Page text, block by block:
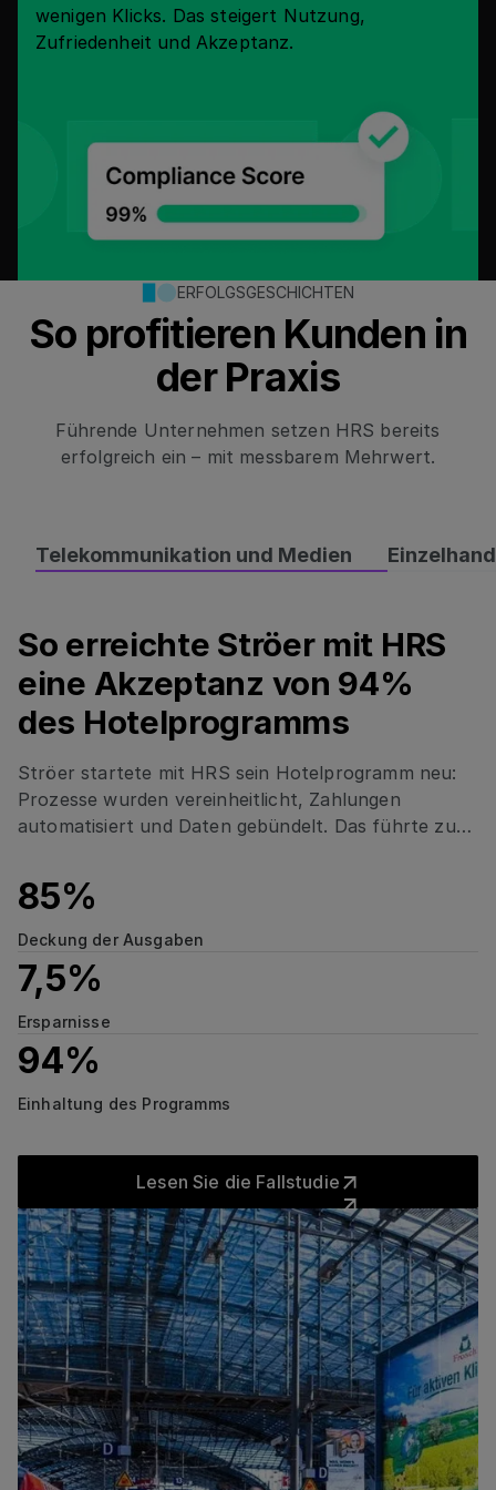
wenigen Klicks. Das steigert Nutzung,
Zufriedenheit und Akzeptanz.
ERFOLGSGESCHICHTEN
So profitieren Kunden in
der Praxis
Führende Unternehmen setzen HRS bereits
erfolgreich ein – mit messbarem Mehrwert.
Telekommunikation und Medien
So erreichte Ströer mit HRS
eine Akzeptanz von 94%
des Hotelprogramms
Ströer startete mit HRS sein Hotelprogramm neu:
Prozesse wurden vereinheitlicht, Zahlungen
automatisiert und Daten gebündelt. Das führte zu
hoher Zahlungssicherheit und mehr Nachhaltigkeit.
85%
Deckung der Ausgaben
7,5%
Ersparnisse
94%
Einhaltung des Programms
Lesen Sie die Fallstudie
So erreichte Ströer mit HRS eine Akzeptanz von